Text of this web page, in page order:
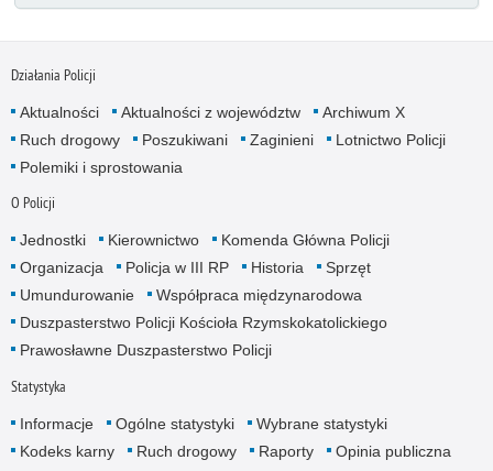
Działania Policji
Aktualności Aktualności z województw
Archiwum X
Ruch drogowy
Poszukiwani Zaginieni
Lotnictwo Policji
Polemiki i sprostowania
O Policji
Jednostki Kierownictwo
Komenda Główna Policji
Organizacja
Policja w III RP Historia
Sprzęt
Umundurowanie
Współpraca międzynarodowa
Duszpasterstwo Policji Kościoła Rzymskokatolickiego
Prawosławne Duszpasterstwo Policji
Statystyka
Informacje Ogólne statystyki
Wybrane statystyki
Kodeks karny
Ruch drogowy Raporty Opinia publiczna